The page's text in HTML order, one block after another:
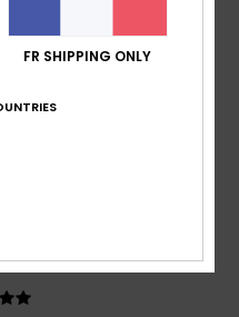
FR SHIPPING ONLY